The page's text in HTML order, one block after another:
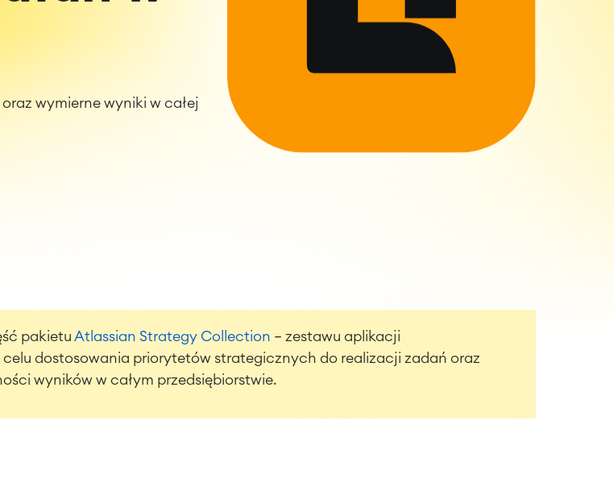
wymierne wyniki w całej
pakietu Atlassian Strategy Collection — zestawu aplikacji
dostosowania priorytetów strategicznych do realizacji zadań oraz
wyników w całym przedsiębiorstwie.